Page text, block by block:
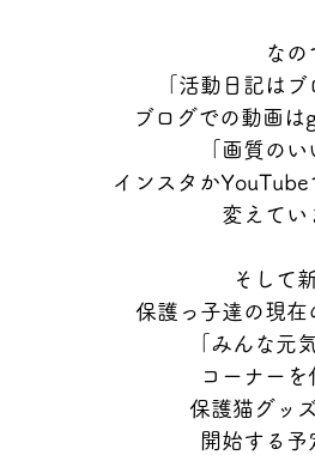
なの
「活動日記はブ
ブログでの動画
「画質の
インスタかYouTube
変えてい
そして
保護っ子達の現在
「みんな元
コーナーを
保護猫グッ
開始する